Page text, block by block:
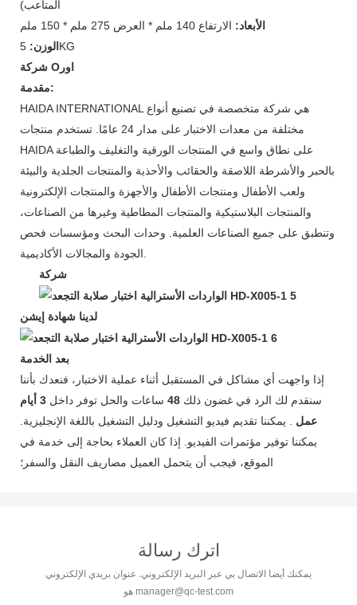
المتاعب)
الأبعاد: الارتفاع 140 ملم * العرض 275 ملم * 150 ملم
الوزن: 5KG
شركة Oاور
مقدمة:
HAIDA INTERNATIONAL هي شركة متخصصة في تصنيع أنواع
مختلفة من معدات الاختبار على مدار 24 عامًا. تستخدم منتجات
HAIDA على نطاق واسع في المنتجات الورقية والتغليف والطباعة
بالحبر والأشرطة اللاصقة والحقائب والأحذية والمنتجات الجلدية والبيئة
ولعب الأطفال ومنتجات الأطفال والأجهزة والمنتجات الإلكترونية
والمنتجات البلاستيكية والمنتجات المطاطية وغيرها من الصناعات،
وتنطبق على جميع الصناعات العلمية. وحدات البحث ومؤسسات فحص
شركة
لدينا شهادة إيشن
بعد الخدمة
إذا واجهت أي مشاكل في المستقبل أثناء عملية الاختبار، فنعدك بأننا
سنقدم لك الرد في غضون ذلك 48 ساعات والحل توفر داخل
3 أيام
عمل . يمكننا تقديم فيديو التشغيل ودليل التشغيل باللغة الإنجليزية.
يمكننا توفير مؤتمرات الفيديو. إذا كان العملاء بحاجة إلى خدمة في
الموقع، فيجب أن يتحمل العميل مصاريف النقل والسفر؛
اترك رسالة
يمكنك أيضا الاتصال بي عبر البريد الإلكتروني. عنوان بريدي الإلكتروني
manager@qc-test.com